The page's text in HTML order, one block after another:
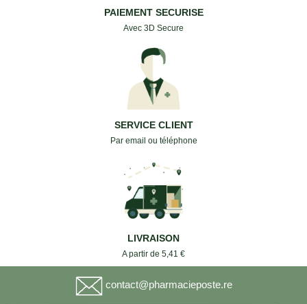
PAIEMENT SECURISE
Avec 3D Secure
SERVICE CLIENT
Par email ou téléphone
LIVRAISON
A partir de 5,41 €
contact@pharmacieposte.re